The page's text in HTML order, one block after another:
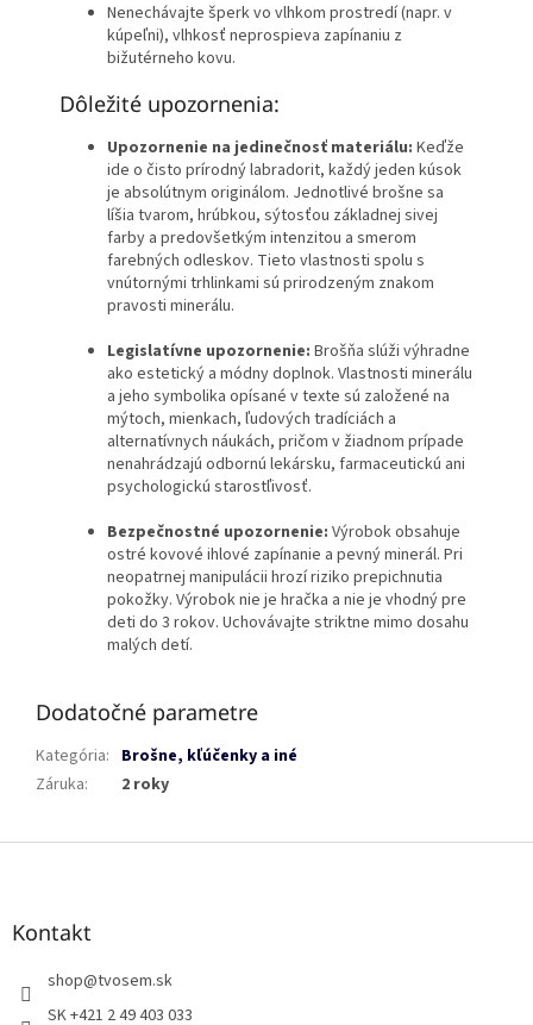
Nenechávajte šperk vo vlhkom prostredí (napr. v
kúpeľni), vlhkosť neprospieva zapínaniu z
bižutérneho kovu.
Dôležité upozornenia:
Upozornenie na jedinečnosť materiálu: Keďže
ide o čisto prírodný labradorit, každý jeden kúsok
je absolútnym originálom. Jednotlivé brošne sa
líšia tvarom, hrúbkou, sýtosťou základnej sivej
farby a predovšetkým intenzitou a smerom
farebných odleskov. Tieto vlastnosti spolu s
vnútornými trhlinkami sú prirodzeným znakom
pravosti minerálu.
Legislatívne upozornenie: Brošňa slúži výhradne
ako estetický a módny doplnok. Vlastnosti minerálu
a jeho symbolika opísané v texte sú založené na
mýtoch, mienkach, ľudových tradíciách a
alternatívnych náukách, pričom v žiadnom prípade
nenahrádzajú odbornú lekársku, farmaceutickú ani
psychologickú starostľivosť.
Bezpečnostné upozornenie: Výrobok obsahuje
ostré kovové ihlové zapínanie a pevný minerál. Pri
neopatrnej manipulácii hrozí riziko prepichnutia
pokožky. Výrobok nie je hračka a nie je vhodný pre
deti do 3 rokov. Uchovávajte striktne mimo dosahu
malých detí.
Dodatočné parametre
Kategória: Brošne, kľúčenky a iné
Záruka: 2 roky
Z
Kontakt
shop@tvosem.sk
SK +421 2 49 403 033